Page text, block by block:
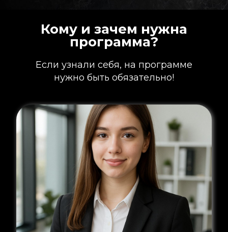
Кому и зачем нужна
программа?
Если узнали себя, на программе
нужно быть обязательно!